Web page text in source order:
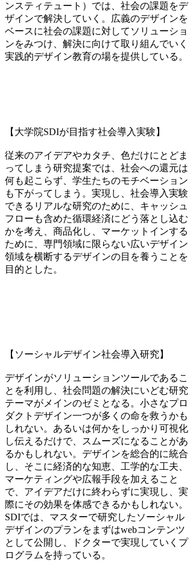
ンスティテュート）では、社会の課題をデ
ザインで解決していく。広義のデザインを
ベースに社会の課題に対してソリューショ
ンをみつけ、解決に向けて取り組んでいく
実践的デザイン教育の場を提供している。
【大学院SDIが目指す社会導入実験】
従来のアイデアやカタチ、色だけにとどま
ってしまう研究提案では、社会への還元は
何も起こらず、学生たちのモチベーション
も下がってしまう。実現し、社会導入実験
できるリアルな研究のために、キャッシュ
フローも含めた循環経済にどう落とし込む
かを考え、商品化し、マーケットインする
ために、専門領域に限らない広いデザイン
領域を横断するデザインの目を養うことを
目的とした。
【ソーシャルデザイン社会導入研究】
デザインがソリューションツールであるこ
とを利用し、社会問題の解決にいどむ研究
テーマがメインのゼミとなる。小さなプロ
ダクトデザイン一つが多くの命を救うかも
しれない。あるいは何かをしっかり可視化
し伝えるだけで、スムーズになることがあ
るかもしれない。デザインを総合的に統合
し、そこに経済的な知恵、工学的な工夫、
マーケティングや広報手段を加えること
で、アイデアだけに終わらずに実現し、実
際にその効果を体感できるかもしれない。
SDIでは、マスターで研究したソーシャル
デザインのプランをまずはwebコンテンツ
として公開し、ドクターで実現していくプ
ログラムを持っている。